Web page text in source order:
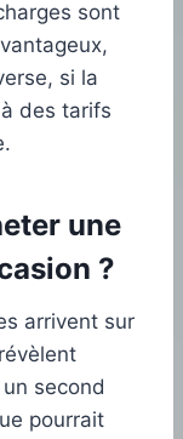
sont
si la
des tarifs
une
?
arrivent sur
second
pourrait